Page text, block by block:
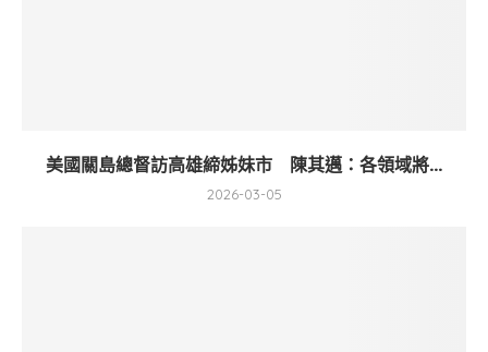
美國關島總督訪高雄締姊妹市 陳其邁：各領域將...
2026-03-05